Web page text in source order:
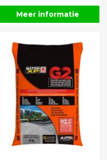
Meer informatie